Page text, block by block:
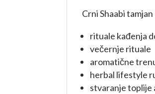
Crni Shaabi
rituale kađenja
večernje rituale
aromatične
herbal lifestyle
stvaranje